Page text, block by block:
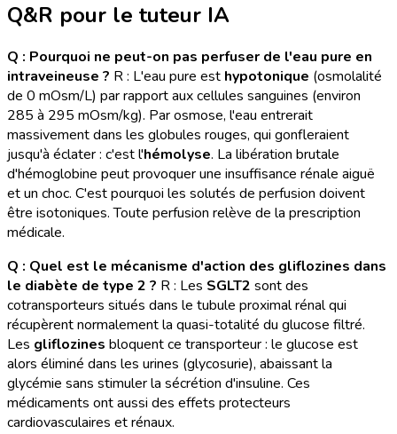
Q&R pour le tuteur IA
Q : Pourquoi ne peut-on pas perfuser de l'eau pure en
intraveineuse ? R : L'eau pure est hypotonique (osmolalité
de 0 mOsm/L) par rapport aux cellules sanguines (environ
285 à 295 mOsm/kg). Par osmose, l'eau entrerait
massivement dans les globules rouges, qui gonfleraient
jusqu'à éclater : c'est l'hémolyse. La libération brutale
d'hémoglobine peut provoquer une insuffisance rénale aiguë
et un choc. C'est pourquoi les solutés de perfusion doivent
être isotoniques. Toute perfusion relève de la prescription
médicale.
Q : Quel est le mécanisme d'action des gliflozines dans
le diabète de type 2 ? R : Les SGLT2 sont des
cotransporteurs situés dans le tubule proximal rénal qui
récupèrent normalement la quasi-totalité du glucose filtré.
Les gliflozines bloquent ce transporteur : le glucose est
alors éliminé dans les urines (glycosurie), abaissant la
glycémie sans stimuler la sécrétion d'insuline. Ces
médicaments ont aussi des effets protecteurs
cardiovasculaires et rénaux.